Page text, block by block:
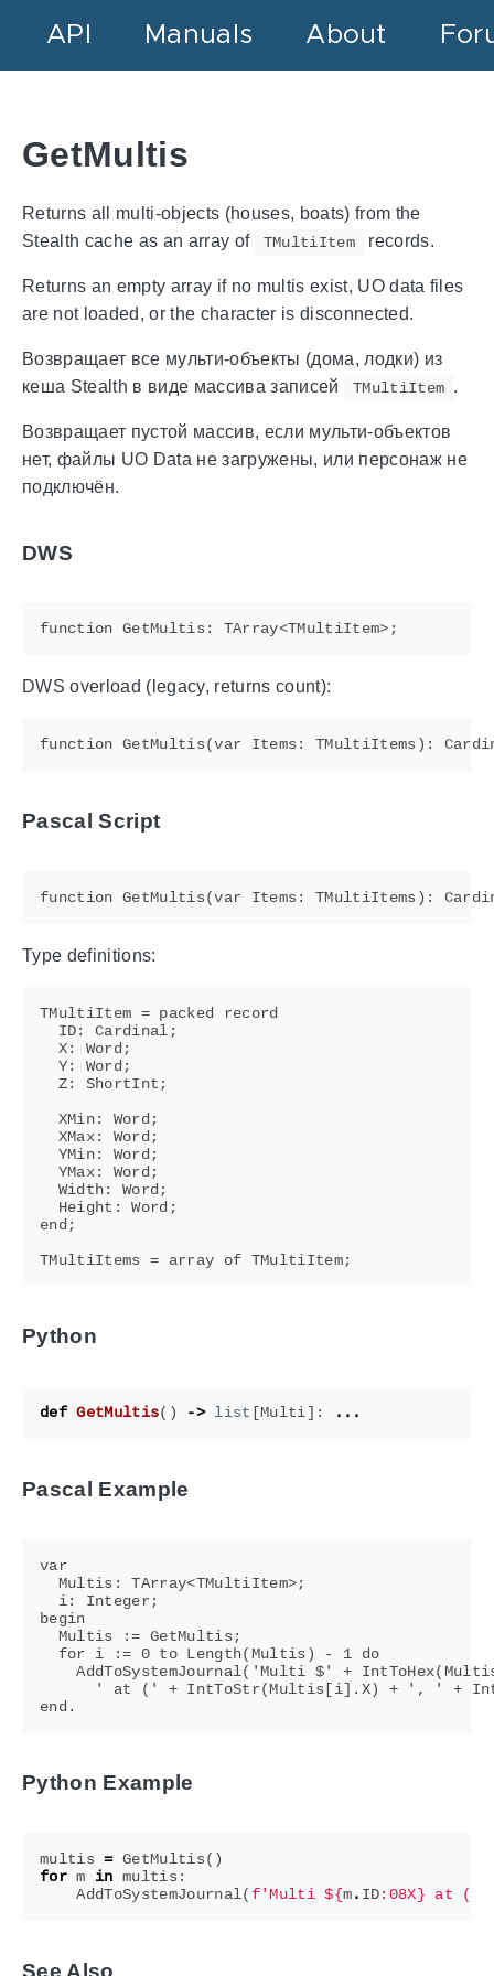
API Manuals About
GetMultis
Returns all multi-objects (houses, boats) from the
Stealth cache as an array of
TMultiItem records.
Returns an empty array if no multis exist, UO data files
are not loaded, or the character is disconnected.
Возвращает все мульти-объекты (дома, лодки) из
кеша Stealth в виде массива записей
TMultiItem .
Возвращает пустой массив, если мульти-объектов
нет, файлы UO Data не загружены, или персонаж не
подключён.
DWS
DWS overload (legacy, returns count):
Pascal Script
Type definitions:
TMultiItem = packed record
  ID: Cardinal;
  X: Word;
  Y: Word;
  Z: ShortInt;
  XMin: Word;
  XMax: Word;
  YMin: Word;
  YMax: Word;
  Width: Word;
  Height: Word;
end;
Python
def GetMultis() -> list [Multi]: ...
Pascal Example
var
  Multis: TArray<TMultiItem>;
  i: Integer;
begin
  Multis := GetMultis;
  for i := 0 to Length(Multis) - 1 do
AddToSystemJournal('Multi $' +
' at (' + IntToStr(Multis[i].X) + ', ' +
Python Example
multis = GetMultis()
for m in multis:
AddToSystemJournal( f'Multi ${m. ID: 08X} at (
See Also